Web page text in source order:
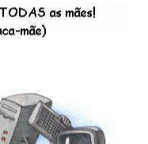
boicotando o
Windows 8 e a sua
entre out ros. Gostaria
em 2013 possamos
F eli z 2013 a todos!!!